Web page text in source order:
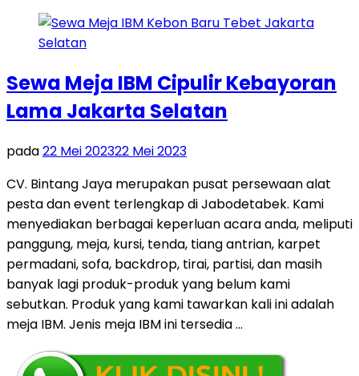
Sewa Meja IBM Cipulir Kebayoran
Lama Jakarta Selatan
pada22 Mei 202322 Mei 2023
CV. Bintang Jaya merupakan pusat persewaan alat
pesta dan event terlengkap di Jabodetabek. Kami
menyediakan berbagai keperluan acara anda, meliputi
panggung, meja, kursi, tenda, tiang antrian, karpet
permadani, sofa, backdrop, tirai, partisi, dan masih
banyak lagi produk-produk yang belum kami
sebutkan. Produk yang kami tawarkan kali ini adalah
meja IBM. Jenis meja IBM ini tersedia …